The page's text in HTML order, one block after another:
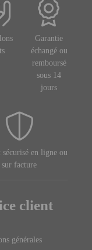
Garantie
échangé ou
remboursé
sous 14
jours
sécurisé en ligne ou
sur facture
client
générales